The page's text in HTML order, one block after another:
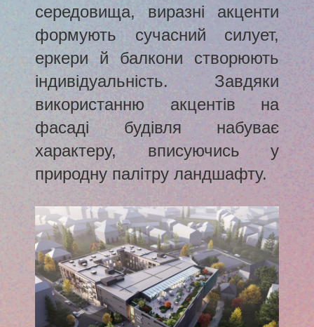
середовища, виразні акценти
формують сучасний силует,
еркери й балкони створюють
індивідуальність. Завдяки
використанню акцентів на
фасаді будівля набуває
характеру, вписуючись у
природну палітру ландшафту.